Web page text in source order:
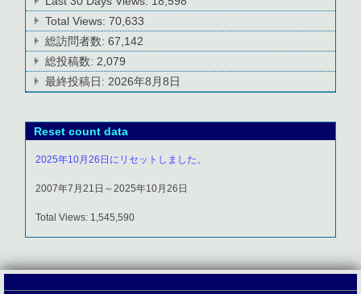
Total Views:70,633
総訪問者数:67,142
総投稿数:2,079
最終投稿日:2026年8月8日
Reset count data
2025年10月26日にリセットしました。
2007年7月21日～2025年10月26日
Total Views: 1,545,590